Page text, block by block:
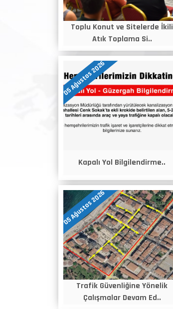
Toplu Konut ve Sitelerde İkili
Atık Toplama Si..
05 Ağustos 2026
Kapalı Yol Bilgilendirme..
05 Ağustos 2026
Trafik Güvenliğine Yönelik
Çalışmalar Devam Ed..